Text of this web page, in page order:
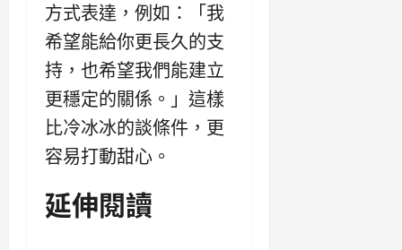
方式表達，例如：「我
希望能給你更長久的支
持，也希望我們能建立
更穩定的關係。」這樣
比冷冰冰的談條件，更
容易打動甜心。
延伸閱讀